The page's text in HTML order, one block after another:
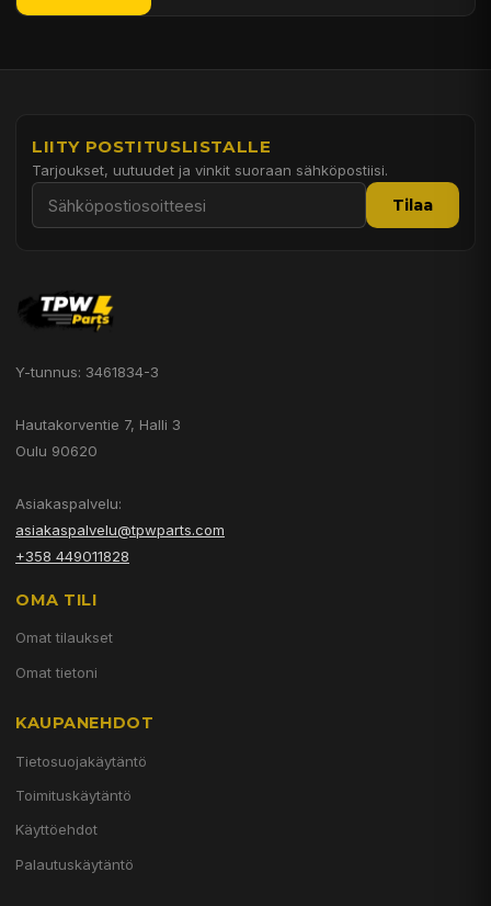
LIITY POSTITUSLISTALLE
Tarjoukset, uutuudet ja vinkit suoraan sähköpostiisi.
Tilaa
Y-tunnus: 3461834-3
Hautakorventie 7, Halli 3
Oulu 90620
Asiakaspalvelu:
asiakaspalvelu@tpwparts.com
+358 449011828
OMA TILI
Omat tilaukset
Omat tietoni
KAUPANEHDOT
Tietosuojakäytäntö
Toimituskäytäntö
Käyttöehdot
Palautuskäytäntö